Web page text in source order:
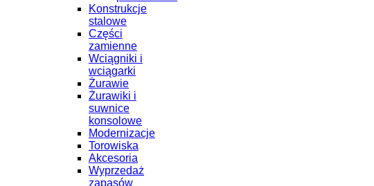
Konstrukcje
stalowe
Części
zamienne
Wciągniki i
wciągarki
Żurawie
Żurawiki i
suwnice
konsolowe
Modernizacje
Torowiska
Akcesoria
Wyprzedaż
zapasów